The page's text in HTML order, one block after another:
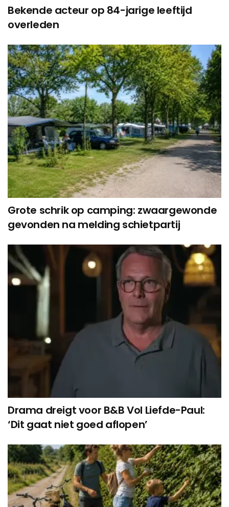
Bekende acteur op 84-jarige leeftijd
overleden
Grote schrik op camping: zwaargewonde
gevonden na melding schietpartij
Drama dreigt voor B&B Vol Liefde-Paul:
‘Dit gaat niet goed aflopen’